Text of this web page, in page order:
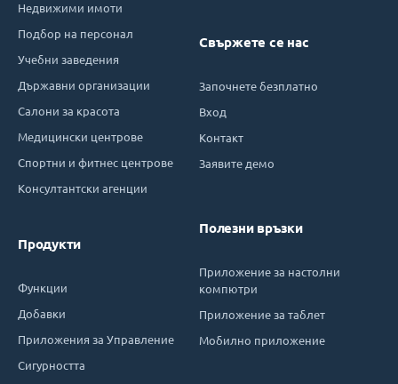
Недвижими имоти
Подбор на персонал
Учебни заведения
Държавни организации
Салони за красота
Медицински центрове
Спортни и фитнес центрове
Консултантски агенции
Продукти
Функции
Добавки
Приложения за Управление
Сигурността
Свържете се нас
Започнете безплатно
Вход
Контакт
Заявите демо
Полезни връзки
Приложение за настолни
компютри
Приложение за таблет
Мобилно приложение